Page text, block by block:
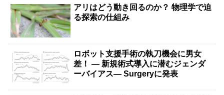
アリはどう動き回るのか？ 物理学で迫
る探索の仕組み
ロボット支援手術の執刀機会に男女
差！ — 新規術式導入に潜むジェンダ
ーバイアス— Surgeryに発表